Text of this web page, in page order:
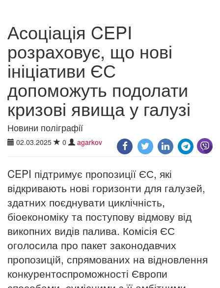
Асоціація CEPI
розраховує, що нові
ініціативи ЄС
допоможуть подолати
кризові явища у галузі
Новини поліграфії
02.03.2025 0 agarkov
CEPI підтримує пропозиції ЄС, які
відкривають нові горизонти для галузей,
здатних поєднувати циклічність,
біоекономіку та поступову відмову від
викопних видів палива. Комісія ЄС
оголосила про пакет законодавчих
пропозицій, спрямованих на відновлення
конкурентоспроможності Європи